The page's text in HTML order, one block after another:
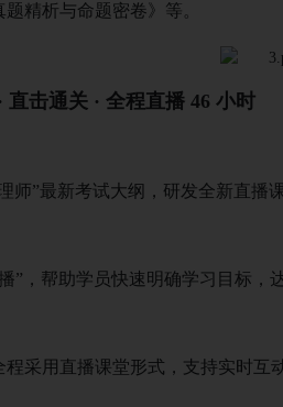
精析与命题密卷》等。
· 直击通关 · 全程直播 46 小时
师”最新考试大纲，研发全新直
”，帮助学员快速明确学习目标，
采用直播课堂形式，支持实时互